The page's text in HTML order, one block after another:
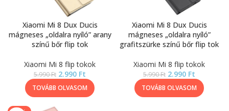
Xiaomi Mi 8 Dux Ducis
mágneses „oldalra nyíló” arany
színű bőr flip tok
Xiaomi Mi 8 flip tokok
5.990Ft 2.990 Ft
TOVÁBB OLVASOM
Xiaomi Mi 8 Dux Ducis
mágneses „oldalra nyíló”
grafitszürke színű bőr flip tok
Xiaomi Mi 8 flip tokok
5.990Ft 2.990 Ft
TOVÁBB OLVASOM